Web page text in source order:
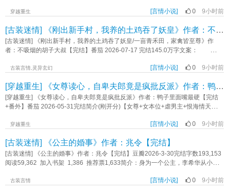
句话简介：容嬷嬷升职养娃攻略立意：靠山山倒，靠水水流，唯有自己靠得住。
原来的世界是一个文字RPG游戏，没有画面，只有文字，作为NPC的她连名字都
界，她是个连【开心】都无法感知到的笨蛋。 NPC冬川从她的邻居那里学到
了很多。 所以当他心口被鲜血侵染的时候，她走进他的梦境：走进铁锈味的
童年记忆，走进长野的夏日，走进学校的球场，走进警校的训练场，走进苏格兰
后，没心没肺的拆家魔王决定告别三维世界。 “帮你修好了，我们两清了。”她
偏双向救赎 2.和上一本比起来，这本感情线相当粗壮，不进酒厂，日常沙雕
恋爱向 3.踹便当进行中：主踹苏格兰的便当，其他人的便当也会一一踹掉，
研二开局死，但研二的便当也会踹。 彩蛋版： 伏特加在玩一款文字RPG
天都在给她刷礼物。 风见在玩一款文字RPG游戏，选的社畜升级流副本，其
中一个叫冬川的BOSS让他吃尽苦头，他决定刷满她的好感度。 卡迈尔在玩
一款文字RPG游戏，选的侠盗飞车副本，其中一个BOSS的车特别难截停，最后
他还是决定攻略她。 冬川随意看着玩家给她刷的一堆礼物：……倒也不必这
么拼。 文案初稿2023.1.3 内容标签： 综漫 强强 近水楼台 柯南 轻松
主角视角冬川随意苏格兰 一句话简介：野猫系上了红绳结！ 立意：内心
需要修补充实《让苏格兰死而复生》作者：昼夜分野
育，害得自己不得善终。她恨，怎么不恨呢，不止恨那对渣男贱女，更恨自己鼻
奉还，不，千倍万倍奉还那对渣男贱女！对于那个男人姜艳艳心中只剩下满满的
心疼。这一辈子她一定要跟丈夫好好过日子。《重生七零小军嫂》作者：不吃的
榴莲
穿越重生 [言情小说] 0 9小时前
[古装迷情] 《刚出新手村，我养的土鸡吞了妖皇》作者：不吸烟的胡子大叔【完结】
[古装迷情] 《刚出新手村，我养的土鸡吞了妖皇/一亩青禾田，家禽皆至尊》作
者：不吸烟的胡子大叔【完结】番茄 2026-07-17 完结145.0万字文案：
（神药）”进城打工（修仙），加入了一个全是生活职业怪胎的宗门，用种田逻辑
村，我养的土鸡吞了妖皇》作者：不吸烟的胡子大叔
古装言情,灵异玄幻 [言情小说] 0 9小时前
[穿越重生] 《女尊读心，自卑夫郎竟是疯批反派》作者：鸭子里面嘴最硬【完结+番外】
[穿越重生] 《女尊读心，自卑夫郎竟是疯批反派》作者：鸭子里面嘴最硬【完结
+番外】番茄 2026-05-31完结简介(刚开分)【女尊+女本位+虐男主+恨海情天
系统的家伙告诉我，我的坟被小夫郎挖了。它口口声声说我那窝窝囊囊的小郎君
么会是疯批反派?重生后，我听到小郎君的心声。我似乎认识到了一个不一样的宋
明烛。【谢赋雪，我恨你!你总是没来由的打我!】【谢赋雪，我恨你!我总有一天
会杀掉你!】【谢赋雪，我恨你!......你的眼睛真好看......】【好讨厌你，好喜欢你，
了，她不再打我，还给我上药、带我看花、教我自保......世界上有两个谢赋雪，一
穿越重生 [言情小说] 0 9小时前
[古装迷情] 《公主的婚事》作者：兆令【完结】
[古装迷情] 《公主的婚事》作者：兆令【完结】豆瓣2026-3-30完结字数193,153
阅读59,362 加入书架 1,386 推荐票1,633简介：身为一个公主，李希华从小就
州守边，驱逐胡虏，五年太平盛世，李希华无比感激符氏，以为可以不必作为赔
古装言情 [言情小说] 0 9小时前